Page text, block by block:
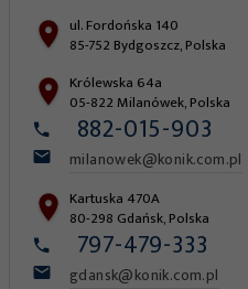
882-015-903
milanowek@konik.com.pl
Królewska 64a
05-822 Milanówek,Polska
797-479-333
gdansk@konik.com.pl
Kartuska 470A
80-298 Gdańsk,Polska
ul. Fordońska 140
85-752 Bydgoszcz,Polska